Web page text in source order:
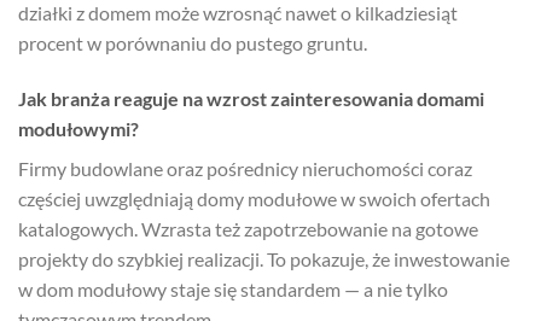
działki z domem może wzrosnąć nawet o kilkadziesiąt
procent w porównaniu do pustego gruntu.
Jak branża reaguje na wzrost zainteresowania domami
modułowymi?
Firmy budowlane oraz pośrednicy nieruchomości coraz
częściej uwzględniają domy modułowe w swoich ofertach
katalogowych. Wzrasta też zapotrzebowanie na gotowe
projekty do szybkiej realizacji. To pokazuje, że inwestowanie
w dom modułowy staje się standardem — a nie tylko